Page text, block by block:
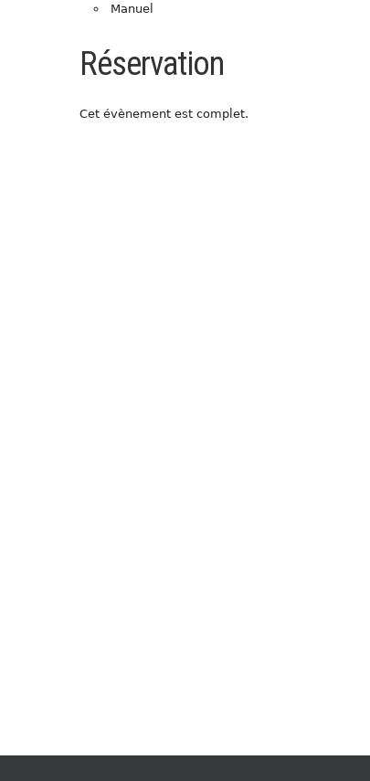
Manuel
Réservation
Cet évènement est complet.